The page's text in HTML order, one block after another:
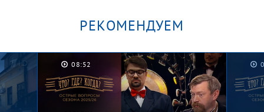
Графские развалины. Мужское /
Женское
РЕКОМЕНДУЕМ
08:52